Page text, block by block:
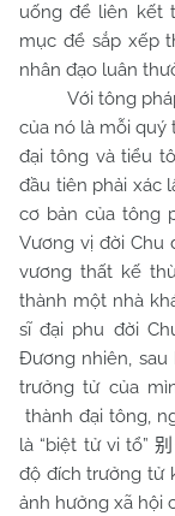
uống để liên kết
mục để sắp xếp
nhân đạo luân
Với tông pháp
của nó là mỗi quý
đại tông và tiểu
đầu tiên phải xác
cơ bản của tông
Vương vị đời Chu
vương thất kế
thành một nhà
sĩ đại phu đời
Đương nhiên,
trưởng tử của
thành đại tông,
là “biệt tử vi tổ”
độ đích trưởng tử
ảnh hưởng xã hội